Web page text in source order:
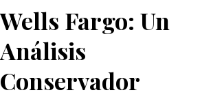
Wells Fargo: Un
Análisis
Conservador